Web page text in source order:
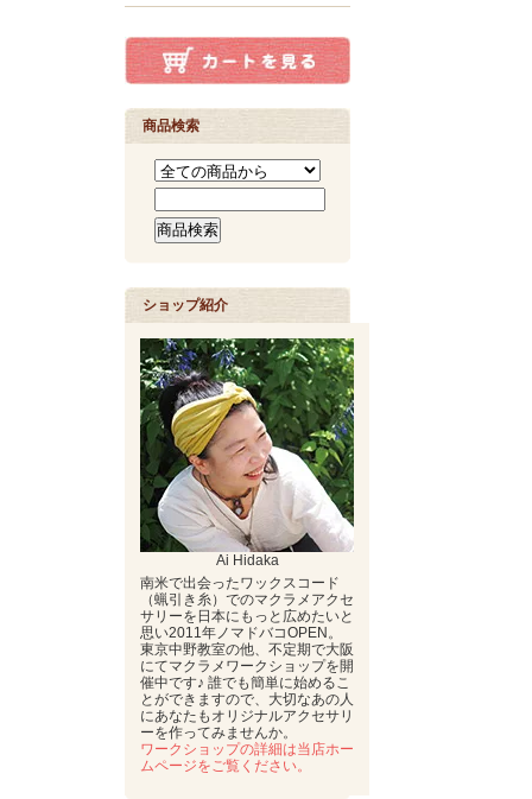
商品検索
ショップ紹介
Ai Hidaka
南米で出会ったワックスコード
（蝋引き糸）でのマクラメアクセ
サリーを日本にもっと広めたいと
思い2011年ノマドバコOPEN。
東京中野教室の他、不定期で大阪
にてマクラメワークショップを開
催中です♪ 誰でも簡単に始めるこ
とができますので、大切なあの人
にあなたもオリジナルアクセサリ
ーを作ってみませんか。
ワークショップの詳細は当店ホー
ムページをご覧ください。